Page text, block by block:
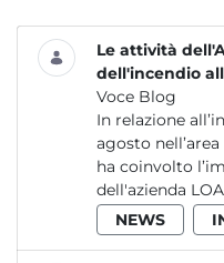
Le attività
dell'incendio
Voce Blog
In relazione
agosto
ha coinvolto
dell'azienda
NEWS